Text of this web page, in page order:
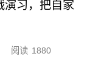
演习，把自家
阅读 1880